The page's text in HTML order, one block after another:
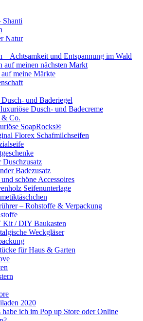
Shanti
Natur
– Achtsamkeit und Entspannung im Wald
auf meinen nächsten Markt
meine Märkte
und Baderiegel
Dusch- und Badecreme
& Co.
SoapRocks®
Florex Schafmilchseifen
Duschzusatz
Badezusatz
schöne Accessoires
Seifenunterlage
– Rohstoffe & Verpackung
Kit / DIY Baukasten
Weckgläser
für Haus & Garten
2020
habe ich im Pop up Store oder Online